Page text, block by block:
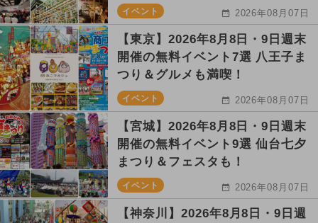
イベント 2026年08月07日
【東京】2026年8月8日・9日週末
開催の無料イベント7選 八王子ま
つり＆グルメも満喫！
イベント 2026年08月07日
【宮城】2026年8月8日・9日週末
開催の無料イベント9選 仙台七夕
まつり＆フェスタも！
イベント 2026年08月07日
【神奈川】2026年8月8日・9日週